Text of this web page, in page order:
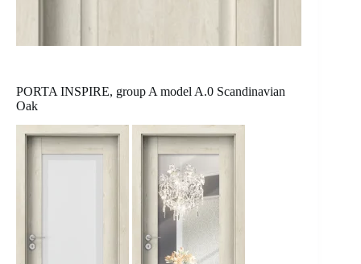
PORTA INSPIRE, group A model A.0 Scandinavian
Oak